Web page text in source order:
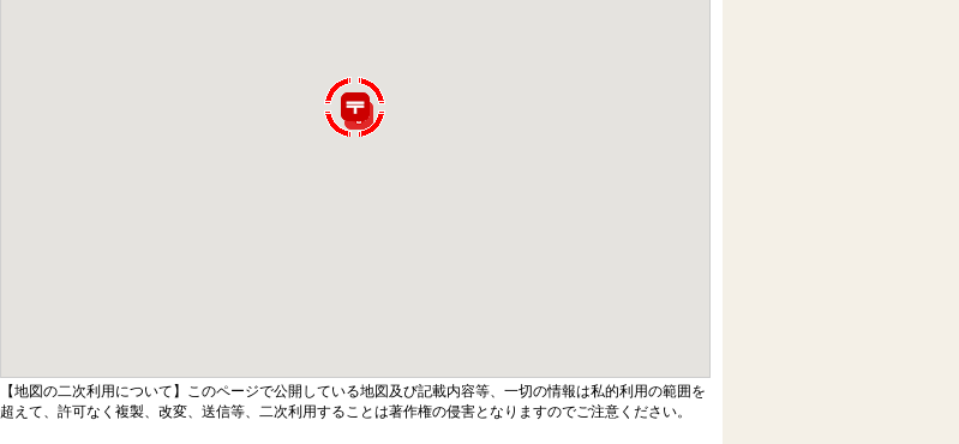
【地図の二次利用について】このページで公開している地図及び記載内容等、一切の情報は私的利用の範囲を
超えて、許可なく複製、改変、送信等、二次利用することは著作権の侵害となりますのでご注意ください。